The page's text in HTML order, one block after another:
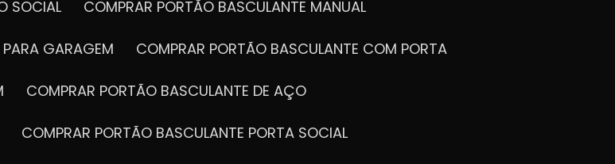
SOCIAL
COMPRAR PORTÃO BASCULANTE MANUAL
PARA GARAGEM COMPRAR PORTÃO BASCULANTE COM PORTA
COMPRAR PORTÃO BASCULANTE DE AÇO
COMPRAR PORTÃO BASCULANTE PORTA SOCIAL